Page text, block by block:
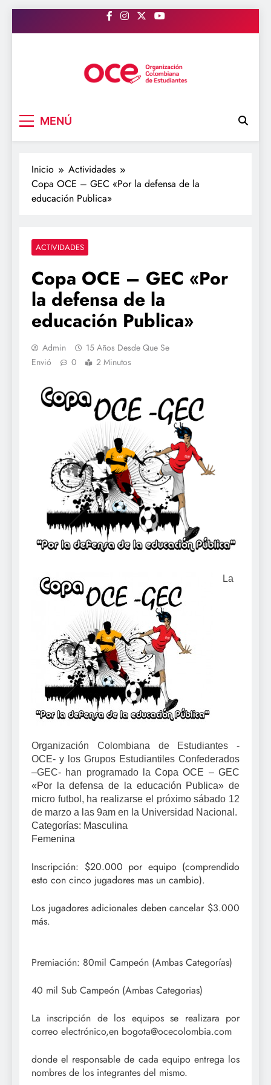
al
MENÚ
Inicio
Actividades
Copa OCE – GEC «Por la defensa de la
educación Publica»
ACTIVIDADES
Copa OCE – GEC «Por
la defensa de la
educación Publica»
Admin
15 Años Desde Que Se
Envió
0 2 Minutos
La
Organización Colombiana de Estudiantes -
OCE- y los Grupos Estudiantiles Confederados
–GEC- han programado
laCopa OCE – GEC
«Por la defensa de la educación Publica» de
micro futbol, ha realizarse el próximo sábado 12
de marzo a las 9am en la Universidad Nacional.
Categorías: Masculina
Femenina
Inscripción: $20.000 por equipo (comprendido
esto con cinco jugadores mas un cambio).
Los jugadores adicionales deben cancelar $3.000
más.
Premiación: 80mil Campeón (Ambas Categorías)
40 mil Sub Campeón (Ambas Categorias)
La inscripción de los equipos se realizara por
correo electrónico,en bogota@ocecolombia.com
donde el responsable de cada equipo entrega los
nombres de los integrantes del mismo.